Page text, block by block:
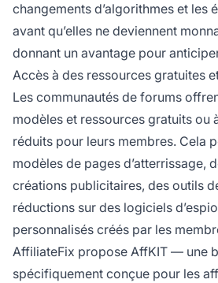
changements d’algorithmes et les
avant qu’elles ne deviennent
donnant un avantage pour
Accès à des ressources gratuites
Les communautés de forums
modèles et ressources gratuits ou
réduits pour leurs membres. Cela
modèles de pages d’atterrissage,
créations publicitaires, des outils
réductions sur des logiciels
personnalisés créés par les
AffiliateFix propose AffKIT — une
spécifiquement conçue pour les